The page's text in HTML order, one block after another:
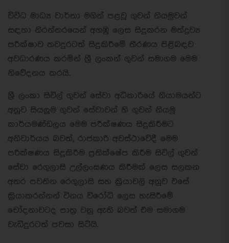
විවිධ මාධ්‍ය වාර්තා මගින් පළවූ ගුවන් නියමුවන්
සඳහා නිරන්තරයෙන් අහඹු ලෙස සිදුකරන මත්ද්‍රව්‍ය
පරීක්ෂාව තවදුරටත් සිදුකිරීමේ තීරණය පිළිබඳව
අවධාරණය කරමින් ශ්‍රී ලංකන් ගුවන් සමාගම මෙම
නිවේදනය කරයි.
ශ්‍රී ලංකා සිවිල් ගුවන් සේවා අධිකාරියේ නියාමයන්ට
අනුව සියලුම ගුවන් සේවාවන් හි ගුවන් නියමු
කාර්යමණ්ඩලය මෙම පරීක්ෂණය සිදුකිරීමට
අනිවාර්යය බවත්, රාජකාරි අවස්ථාවේදී මෙම
පරීක්ෂණය සිදුකිරීම ප්‍රතික්ෂේප කිරීම සිවිල් ගුවන්
සේවා රෙගුලාසි උල්ලංඝණය කිරීමක් ලෙස සලකන
අතර පවතින රෙගුලාසි සහ ක්‍රියාවලි අනුව එසේ
ක්‍රියාකරන්නන් විනය විරෝධි ලෙස හැසිරීමේ
චෝදනාවටද පාත්‍ර වනු ඇති බවත් එම සමාගම
වැඩිදුරටත් පවසා සිටියි.